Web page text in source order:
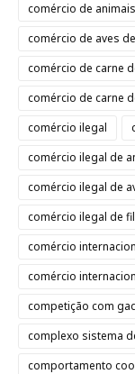
comércio de
comércio de aves
comércio de carne
comércio de carne
comércio ilegal
comércio ilegal de
comércio ilegal de
comércio ilegal de
comércio
comércio
competição com
complexo sistema
comportamento